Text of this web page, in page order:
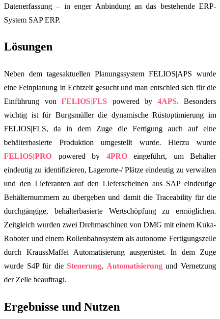
Datenerfassung – in enger Anbindung an das bestehende ERP-
System SAP ERP.
Lösungen
Neben dem tagesaktuellen Planungssystem FELIOS|APS wurde
eine Feinplanung in Echtzeit gesucht und man entschied sich für die
Einführung von FELIOS|FLS powered by 4APS.Besonders
wichtig ist für Burgsmüller die dynamische Rüstoptimierung im
FELIOS|FLS, da in dem Zuge die Fertigung auch auf eine
behälterbasierte Produktion umgestellt wurde. Hierzu wurde
FELIOS|PRO powered by 4PROeingeführt, um Behälter
eindeutig zu identifizieren, Lagerorte-/ Plätze eindeutig zu verwalten
und den Lieferanten auf den Lieferscheinen aus SAP eindeutige
Behälternummern zu übergeben und damit die Traceability für die
durchgängige, behälterbasierte Wertschöpfung zu ermöglichen.
Zeitgleich wurden zwei Drehmaschinen von DMG mit einem Kuka-
Roboter und einem Rollenbahnsystem als autonome Fertigungszelle
durch KraussMaffei Automatisierung ausgerüstet. In dem Zuge
wurde S4P für dieSteuerung, Automatisierungund Vernetzung
der Zelle beauftragt.
Ergebnisse und Nutzen